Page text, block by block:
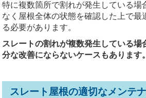
特に複数箇所で割れが発生している場
なく屋根全体の状態を確認した上で最
る必要があります。
スレートの割れが複数発生している場
分な改善にならないケースもあります。
スレート屋根の適切なメンテ